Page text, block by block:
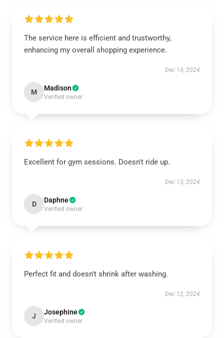
The service here is efficient and trustworthy,
enhancing my overall shopping experience.
Dec 14, 2024
M Madison
Verified owner
Excellent for gym sessions. Doesn't ride up.
Dec 13, 2024
D Daphne
Verified owner
Perfect fit and doesn't shrink after washing.
Dec 12, 2024
J Josephine
Verified owner